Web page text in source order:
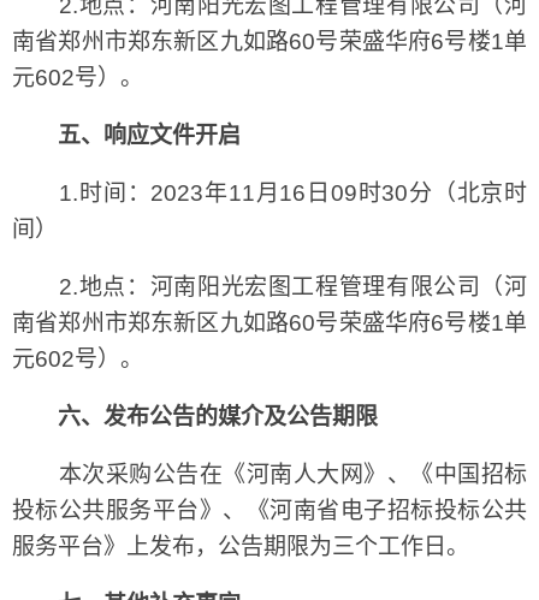
2.地点：河南阳光宏图工程管理有限公司（河
南省郑州市郑东新区九如路60号荣盛华府6号楼1单
元602号）。
五、响应文件开启
1.时间：2023年11月16日09时30分（北京时
间）
2.地点：河南阳光宏图工程管理有限公司（河
南省郑州市郑东新区九如路60号荣盛华府6号楼1单
元602号）。
六、发布公告的媒介及公告期限
本次采购公告在《河南人大网》、《中国招标
投标公共服务平台》、《河南省电子招标投标公共
服务平台》上发布，公告期限为三个工作日。